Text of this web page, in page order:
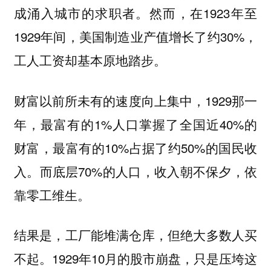
成涌入城市的求职者。然而，在1923年至
1929年间，美国制造业产值增长了约30%，
工人工资却基本原地踏步。
财富以前所未有的速度向上集中，1929那一
年，最富有的1%人口掌握了全国近40%的
财富，最富有的10%占据了约50%的国民收
入。而底层70%的人口，收入朝不保夕，依
靠零工维生。
结果是，工厂能堆满仓库，但绝大多数人买
不起。1929年10月的股市崩盘，只是压垮这